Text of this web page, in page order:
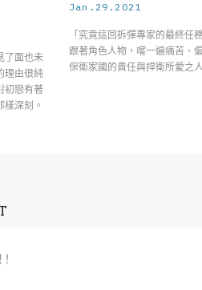
了面也未
理由很純
初戀有著
深刻。
Jan.29.2021
「究竟這回拆彈專家的最終任
跟著角色人物，嚐一遍痛苦、
保衛家國的責任與捍衛所愛之